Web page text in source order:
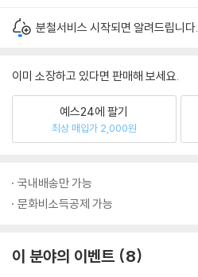
분철서비스 시작되면 알려드립니다.
이미 소장하고 있다면 판매해 보세요.
예스24에 팔기
최상 매입가 2,000원
국내배송만 가능
문화비소득공제 가능
이 분야의 이벤트 8